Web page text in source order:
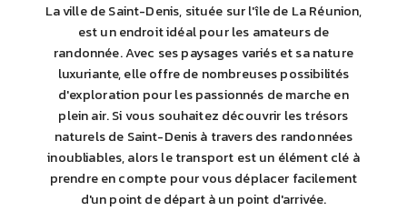
La ville de Saint-Denis, située sur l'île de La Réunion,
est un endroit idéal pour les amateurs de
randonnée. Avec ses paysages variés et sa nature
luxuriante, elle offre de nombreuses possibilités
d'exploration pour les passionnés de marche en
plein air. Si vous souhaitez découvrir les trésors
naturels de Saint-Denis à travers des randonnées
inoubliables, alors le transport est un élément clé à
prendre en compte pour vous déplacer facilement
d'un point de départ à un point d'arrivée.